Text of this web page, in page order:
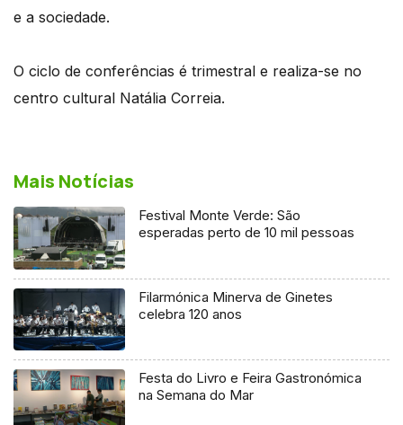
e a sociedade.
O ciclo de conferências é trimestral e realiza-se no
centro cultural Natália Correia.
Mais Notícias
Festival Monte Verde: São
esperadas perto de 10 mil pessoas
Filarmónica Minerva de Ginetes
celebra 120 anos
Festa do Livro e Feira Gastronómica
na Semana do Mar